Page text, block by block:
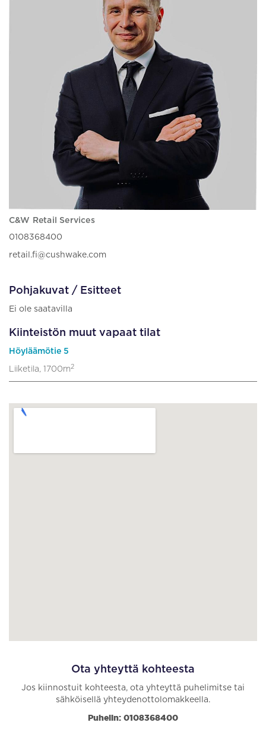
C&W Retail Services
0108368400
retail.fi@cushwake.com
Pohjakuvat / Esitteet
Ei ole saatavilla
Kiinteistön muut vapaat tilat
Höyläämötie 5
Liiketila, 1700m 2
Ota yhteyttä kohteesta
Jos kiinnostuit kohteesta, ota yhteyttä puhelimitse tai
sähköisellä yhteydenottolomakkeella.
Puhelin: 0108368400